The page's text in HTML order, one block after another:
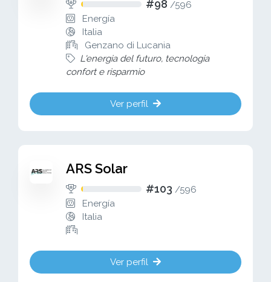
#98 /596
Energía
Italia
Genzano di Lucania
L'energia del futuro, tecnologia
confort e risparmio
Ver perfil
ARS Solar
#103 /596
Energía
Italia
Ver perfil